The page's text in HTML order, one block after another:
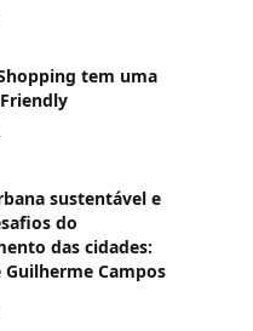
tem uma
sustentável e
do
das cidades:
Guilherme Campos